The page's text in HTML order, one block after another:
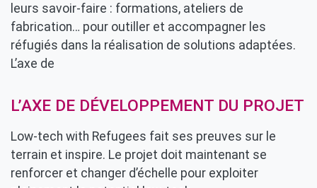
leurs savoir-faire : formations, ateliers de
fabrication… pour outiller et accompagner les
réfugiés dans la réalisation de solutions adaptées.
L’axe de
L’AXE DE DÉVELOPPEMENT DU PROJET
Low-tech with Refugees fait ses preuves sur le
terrain et inspire. Le projet doit maintenant se
renforcer et changer d’échelle pour exploiter